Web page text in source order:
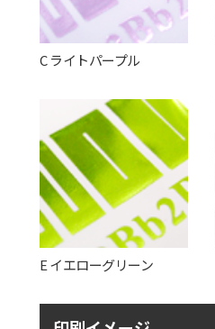
C ライトパープル
E イエローグリーン